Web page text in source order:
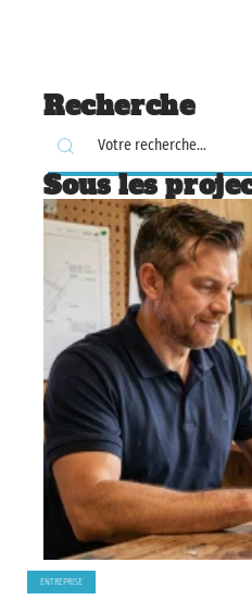
Recherche
Sous les
ENTREPRISE